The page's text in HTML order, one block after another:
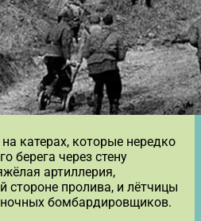
катерах, которые нередко
берега через стену
артиллерия,
стороне пролива, и лётчицы
ночных бомбардировщиков.